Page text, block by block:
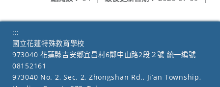
:::
國立花蓮特殊教育學校
973040 花蓮縣吉安鄉宜昌村6鄰中山路2段２號 統一編號
08152161
973040 No. 2, Sec. 2, Zhongshan Rd., Ji’an Township,